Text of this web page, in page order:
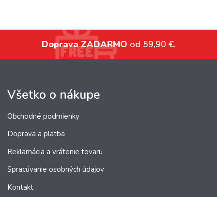
Doprava ZADARMO od 59,90 €.
Všetko o nákupe
Obchodné podmienky
Doprava a platba
Reklamácia a vrátenie tovaru
Spracúvanie osobných údajov
Kontakt